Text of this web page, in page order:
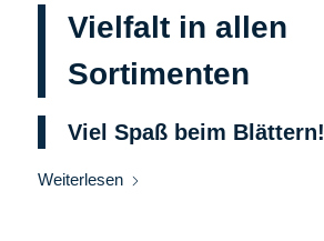
Vielfalt in allen
Sortimenten
Viel Spaß beim Blättern!
Weiterlesen